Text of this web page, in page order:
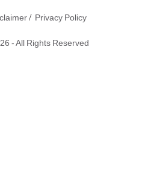
/ Privacy Policy
- All Rights Reserved